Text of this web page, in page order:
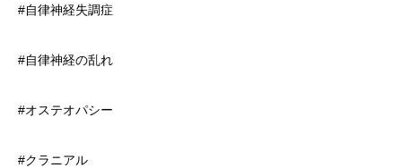
#自律神経失調症
#自律神経の乱れ
#オステオパシー
#クラニアル